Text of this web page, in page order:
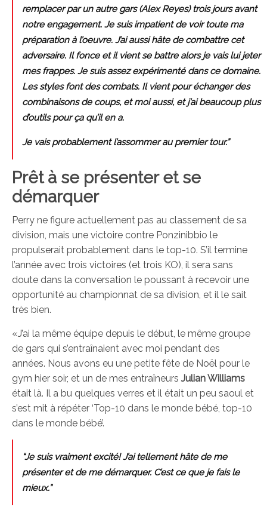
remplacer par un autre gars (Alex Reyes) trois jours avant
notre engagement. Je suis impatient de voir toute ma
préparation à l’oeuvre. J’ai aussi hâte de combattre cet
adversaire. Il fonce et il vient se battre alors je vais lui jeter
mes frappes. Je suis assez expérimenté dans ce domaine.
Les styles font des combats. Il vient pour échanger des
combinaisons de coups, et moi aussi, et j’ai beaucoup plus
d’outils pour ça qu’il en a.
Je vais probablement l’assommer au premier tour.”
Prêt à se présenter et se
démarquer
Perry ne figure actuellement pas au classement de sa
division, mais une victoire contre Ponzinibbio le
propulserait probablement dans le top-10. S’il termine
l’année avec trois victoires (et trois KO), il sera sans
doute dans la conversation le poussant à recevoir une
opportunité au championnat de sa division, et il le sait
très bien.
«J’ai la même équipe depuis le début, le même groupe
de gars qui s’entraînaient avec moi pendant des
années. Nous avons eu une petite fête de Noël pour le
gym hier soir, et un de mes entraîneurs Julian Williams
était là. Il a bu quelques verres et il était un peu saoul et
s’est mit à répéter ‘Top-10 dans le monde bébé, top-10
dans le monde bébé’.
“Je suis vraiment excité! J’ai tellement hâte de me
présenter et de me démarquer. C’est ce que je fais le
mieux.”